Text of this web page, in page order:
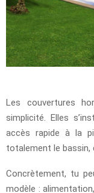
Les couvertures
simplicité. Elles
accès rapide à la
totalement le bassin,
Concrètement, tu
modèle :